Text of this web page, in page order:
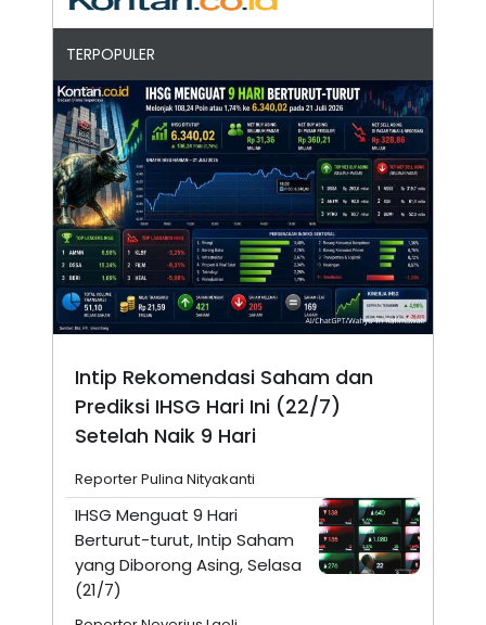
TERPOPULER
Intip Rekomendasi Saham dan
Prediksi IHSG Hari Ini (22/7)
Setelah Naik 9 Hari
Reporter Pulina Nityakanti
IHSG Menguat 9 Hari
Berturut-turut, Intip Saham
yang Diborong Asing, Selasa
(21/7)